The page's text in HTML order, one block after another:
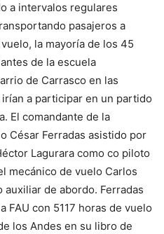
a intervalos regulares
pasajeros a
la mayoría de los 45
de la escuela
de Carrasco en las
a participar en un partido
El comandante de la
César Ferradas asistido por
Lagurara como co piloto
mecánico de vuelo Carlos
auxiliar de abordo. Ferradas
FAU con 5117 horas de vuelo
los Andes en su libro de